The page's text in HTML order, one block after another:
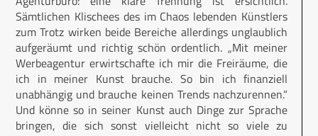
Sämtlichen Klischees des im Chaos lebenden Künstlers
zum Trotz wirken beide Bereiche allerdings unglaublich
aufgeräumt und richtig schön ordentlich. „Mit meiner
Werbeagentur erwirtschafte ich mir die Freiräume, die
ich in meiner Kunst brauche. So bin ich finanziell
unabhängig und brauche keinen Trends nachzurennen.“
Und könne so in seiner Kunst auch Dinge zur Sprache
bringen, die sich sonst vielleicht nicht so viele zu